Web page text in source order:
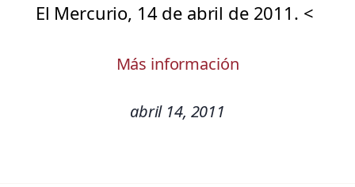
El Mercurio, 14 de abril de 2011. <
Más información
abril 14, 2011